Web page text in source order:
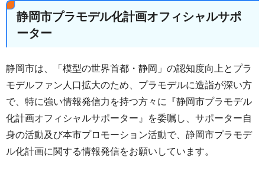
静岡市プラモデル化計画オフィシャルサポ
ーター
静岡市は、「模型の世界首都・静岡」の認知度向上とプラ
モデルファン人口拡大のため、プラモデルに造詣が深い方
で、特に強い情報発信力を持つ方々に『静岡市プラモデル
化計画オフィシャルサポーター』を委嘱し、サポーター自
身の活動及び本市プロモーション活動で、静岡市プラモデ
ル化計画に関する情報発信をお願いしています。